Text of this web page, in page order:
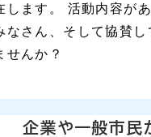
します。 活動内容が
なさん、そして協賛
せんか？
企業や一般市民